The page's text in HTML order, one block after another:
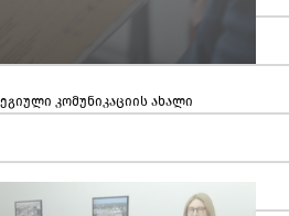
კომუნიკაციის ახალი